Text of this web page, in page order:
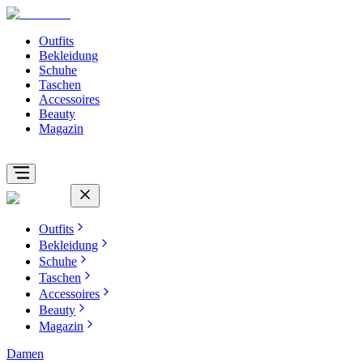
Outfits
Bekleidung
Schuhe
Taschen
Accessoires
Beauty
Magazin
Outfits
Bekleidung
Schuhe
Taschen
Accessoires
Beauty
Magazin
Damen